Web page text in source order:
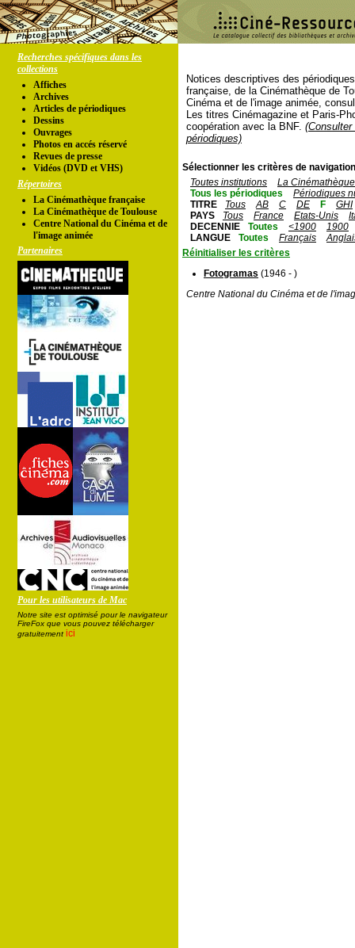
Recherches spécifiques dans les
collections
Affiches
Archives
Articles de périodiques
Dessins
Ouvrages
Photos en accés réservé
Revues de presse
Vidéos (DVD et VHS)
Répertoires
La Cinémathèque française
La Cinémathèque de Toulouse
Centre National du Cinéma et de
l'image animée
Partenaires
Pour les utilisateurs de Mac
Notre site est optimisé pour le navigateur
FireFox que vous pouvez télécharger
gratuitement ici
Notices descriptives des
française, de la Cinémathèque de
Cinéma et de l'image animée,
Les titres Cinémagazine et Paris-
coopération avec la BNF.
périodiques)
Sélectionner les critères de
Toutes institutions
La
Tous les périodiques
Périodiques
TITRE
Tous AB C DE F
GHI
PAYS
Tous France Etats-Unis
DECENNIE
Toutes <1900
1900
LANGUE
Toutes Français
Réinitialiser les critères
Fotogramas (1946 - )
Centre National du Cinéma et de